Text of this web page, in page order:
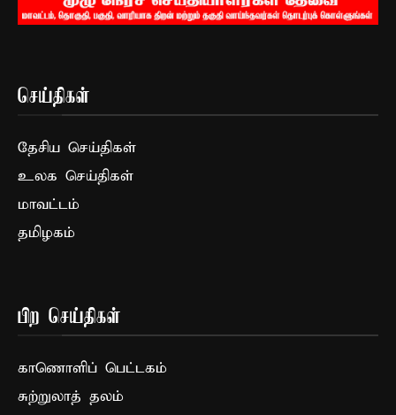
செய்திகள்
தேசிய செய்திகள்
உலக செய்திகள்
மாவட்டம்
தமிழகம்
பிற செய்திகள்
காணொளிப் பெட்டகம்
சுற்றுலாத் தலம்